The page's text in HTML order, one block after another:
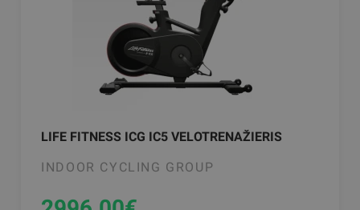
LIFE FITNESS ICG IC5 VELOTRENAŽIERIS
INDOOR CYCLING GROUP